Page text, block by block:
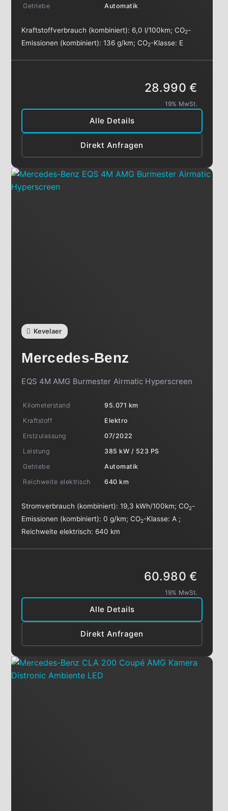
Getriebe
Automatik
Kraftstoffverbrauch (kombiniert): 6,0 l/100km;CO2-
Emissionen (kombiniert):136 g/km;CO2-Klasse: E
Alle Details
Direkt Anfragen
28.990 €
19% MwSt.
Kevelaer
Mercedes-Benz
EQS 4M AMG Burmester Airmatic Hyperscreen
Kilometerstand
95.071 km
Kraftstoff
Elektro
Erstzulassung
07/2022
Leistung
385 kW / 523 PS
Getriebe
Automatik
Reichweite elektrisch
640 km
Stromverbrauch (kombiniert):19,3 kWh/100km;CO2-
Emissionen (kombiniert):0 g/km;CO2-Klasse: A ;
Reichweite elektrisch: 640 km
Alle Details
Direkt Anfragen
60.980 €
19% MwSt.